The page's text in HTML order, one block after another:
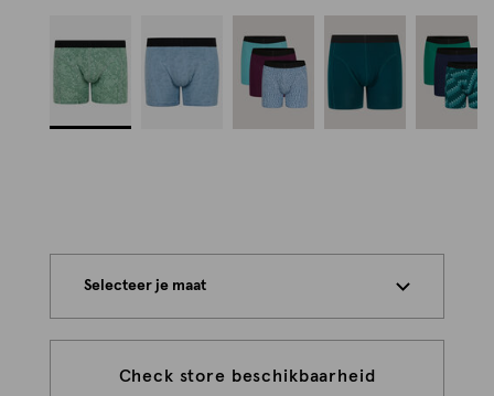
Selecteer je maat
Check store beschikbaarheid